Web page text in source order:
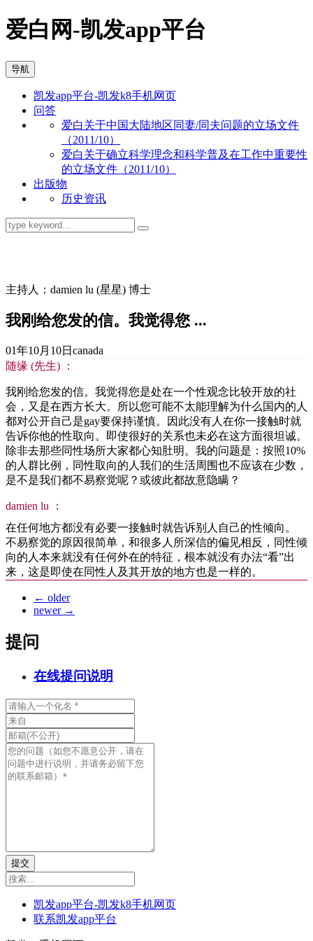
爱白网-凯发app平台
导航
凯发app平台-凯发k8手机网页
问答
爱白关于中国大陆地区同妻/同夫问题的立场文件
（2011/10）
爱白关于确立科学理念和科学普及在工作中重要性
的立场文件（2011/10）
出版物
历史资讯
主持人：damien lu (星星) 博士
我刚给您发的信。我觉得您 ...
01年10月10日 canada
随缘 (先生) ：
我刚给您发的信。我觉得您是处在一个性观念比较开放的社
会，又是在西方长大。所以您可能不太能理解为什么国内的人
都对公开自己是gay要保持谨慎。因此没有人在你一接触时就
告诉你他的性取向。即使很好的关系也未必在这方面很坦诚。
除非去那些同性场所大家都心知肚明。我的问题是：按照10%
的人群比例，同性取向的人我们的生活周围也不应该在少数，
是不是我们都不易察觉呢？或彼此都故意隐瞒？
damien lu ：
在任何地方都没有必要一接触时就告诉别人自己的性倾向。
不易察觉的原因很简单，和很多人所深信的偏见相反，同性倾
向的人本来就没有任何外在的特征，根本就没有办法“看”出
来，这是即使在同性人及其开放的地方也是一样的。
← older
newer →
提问
在线提问说明
提交
凯发app平台-凯发k8手机网页
联系凯发app平台